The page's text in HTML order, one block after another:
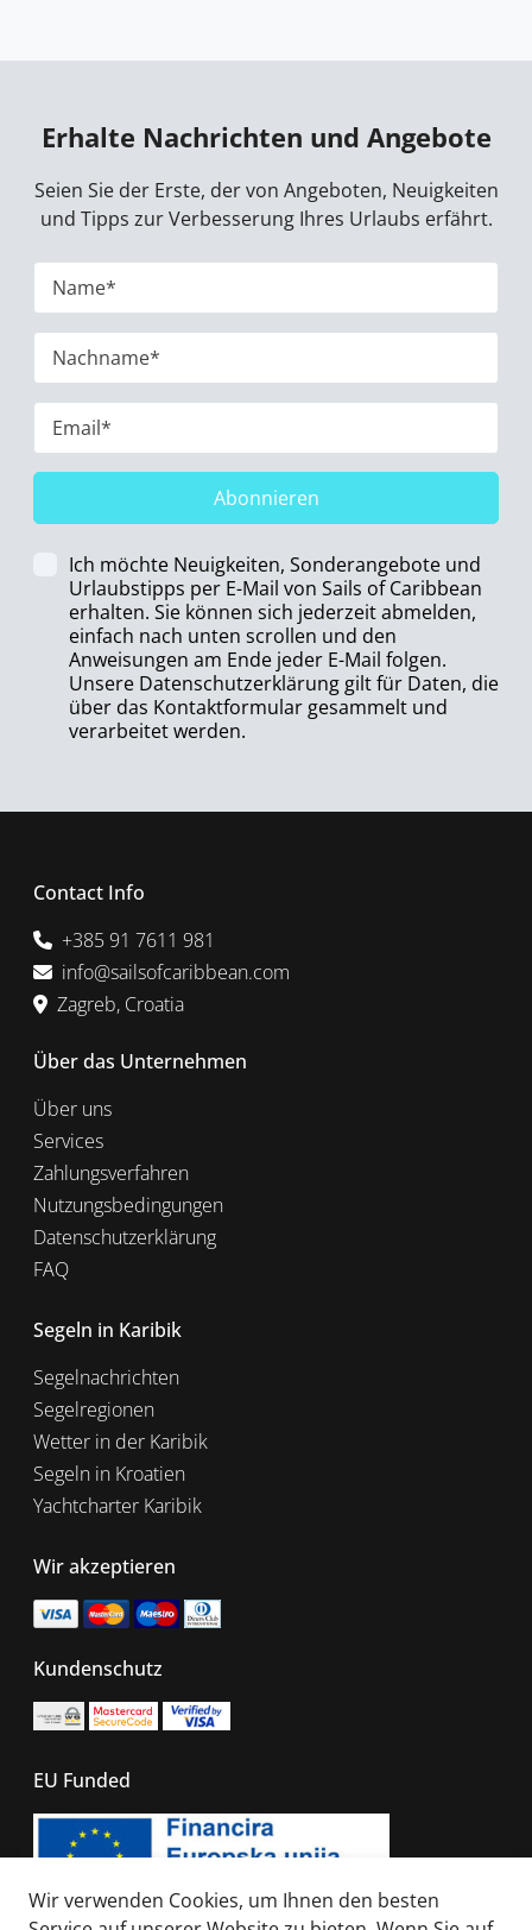
Erhalte Nachrichten und Angebote
Seien Sie der Erste, der von Angeboten, Neuigkeiten
und Tipps zur Verbesserung Ihres Urlaubs erfährt.
Abonnieren
Ich möchte Neuigkeiten, Sonderangebote und
Urlaubstipps per E-Mail von Sails of Caribbean
erhalten. Sie können sich jederzeit abmelden,
einfach nach unten scrollen und den
Anweisungen am Ende jeder E-Mail folgen.
Unsere Datenschutzerklärung gilt für Daten, die
über das Kontaktformular gesammelt und
verarbeitet werden.
Contact Info
+385 91 7611 981
info@sailsofcaribbean.com
Zagreb, Croatia
Über das Unternehmen
Über uns
Services
Zahlungsverfahren
Nutzungsbedingungen
Datenschutzerklärung
FAQ
Segeln in Karibik
Segelnachrichten
Segelregionen
Wetter in der Karibik
Segeln in Kroatien
Yachtcharter Karibik
Wir akzeptieren
Kundenschutz
EU Funded
Wir verwenden Cookies, um Ihnen den besten